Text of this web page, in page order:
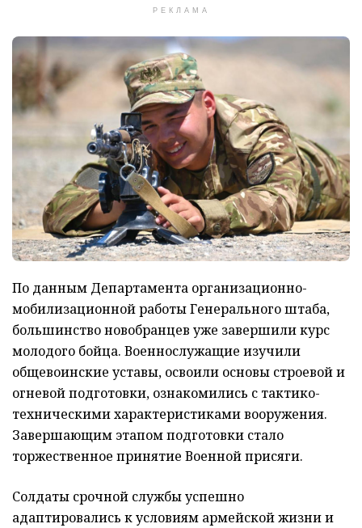
РЕКЛАМА
По данным Департамента организационно-
мобилизационной работы Генерального штаба,
большинство новобранцев уже завершили курс
молодого бойца. Военнослужащие изучили
общевоинские уставы, освоили основы строевой и
огневой подготовки, ознакомились с тактико-
техническими характеристиками вооружения.
Завершающим этапом подготовки стало
торжественное принятие Военной присяги.
Солдаты срочной службы успешно
адаптировались к условиям армейской жизни и